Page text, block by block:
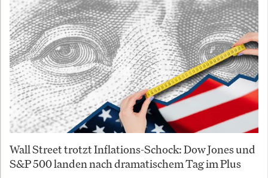
Wall Street trotzt Inflations-Schock: Dow Jones und
S&P 500 landen nach dramatischem Tag im Plus